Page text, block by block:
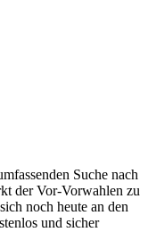
Suche nach
der Vor-Vorwahlen zu
noch heute an den
und sicher